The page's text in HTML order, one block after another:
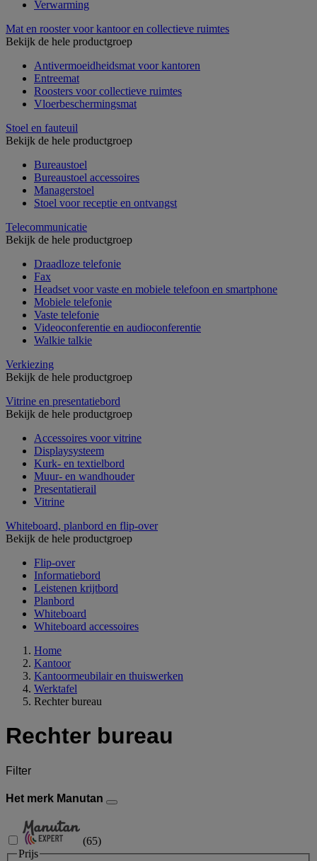
Verwarming
Mat en rooster voor kantoor en collectieve ruimtes
Bekijk de hele productgroep
Antivermoeidheidsmat voor kantoren
Entreemat
Roosters voor collectieve ruimtes
Vloerbeschermingsmat
Stoel en fauteuil
Bekijk de hele productgroep
Bureaustoel
Bureaustoel accessoires
Managerstoel
Stoel voor receptie en ontvangst
Telecommunicatie
Bekijk de hele productgroep
Draadloze telefonie
Fax
Headset voor vaste en mobiele telefoon en smartphone
Mobiele telefonie
Vaste telefonie
Videoconferentie en audioconferentie
Walkie talkie
Verkiezing
Bekijk de hele productgroep
Vitrine en presentatiebord
Bekijk de hele productgroep
Accessoires voor vitrine
Displaysysteem
Kurk- en textielbord
Muur- en wandhouder
Presentatierail
Vitrine
Whiteboard, planbord en flip-over
Bekijk de hele productgroep
Flip-over
Informatiebord
Leistenen krijtbord
Planbord
Whiteboard
Whiteboard accessoires
Home
Kantoor
Kantoormeubilair en thuiswerken
Werktafel
Rechter bureau
Rechter bureau
Filter
Het merk Manutan
(65)
Prijs